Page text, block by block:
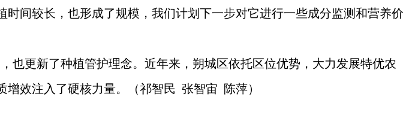
间较长，也形成了规模，我们计划下一步对它进行一些成分监测和营养价
也更新了种植管护理念。近年来，朔城区依托区位优势，大力发展特优农
效注入了硬核力量。（祁智民 张智宙 陈萍）